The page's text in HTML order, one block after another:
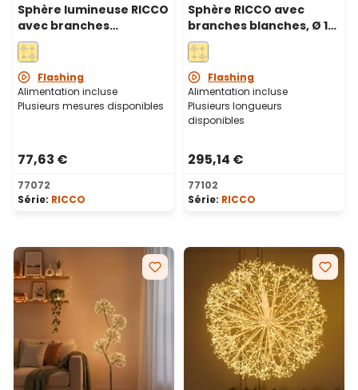
Sphère lumineuse RICCO
avec branches
blanches, Ø 50 cm, 912
microled blanc chaud,
intérieur
Flashing
Alimentation incluse
Plusieurs mesures disponibles
77,63 €
77072
Série: RICCO
Sphère RICCO avec
branches blanches, Ø 1
m, 3780 microled blanc
chaud, intérieur
Flashing
Alimentation incluse
Plusieurs longueurs
disponibles
295,14 €
77102
Série: RICCO